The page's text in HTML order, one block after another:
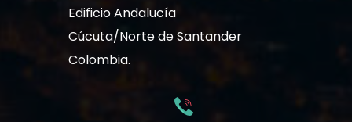
Edificio Andalucía
Cúcuta/Norte de Santander
Colombia.